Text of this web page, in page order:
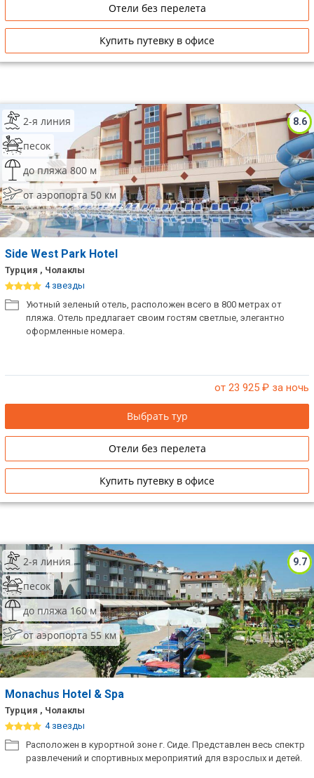
Отели без перелета
Купить путевку в офисе
8.6
2-я линия
песок
до пляжа 800 м
от аэропорта 50 км
Side West Park Hotel
Турция , Чолаклы
4 звезды
Уютный зеленый отель, расположен всего в 800 метрах от
пляжа. Отель предлагает своим гостям светлые, элегантно
оформленные номера.
от 23 925 ₽ за ночь
Выбрать тур
Отели без перелета
Купить путевку в офисе
9.7
2-я линия
песок
до пляжа 160 м
от аэропорта 55 км
Monachus Hotel & Spa
Турция , Чолаклы
4 звезды
Расположен в курортной зоне г. Сиде. Представлен весь спектр
развлечений и спортивных мероприятий для взрослых и детей.